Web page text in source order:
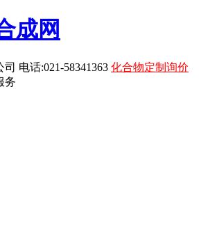
电话:021-58341363 化合物定制询价
务